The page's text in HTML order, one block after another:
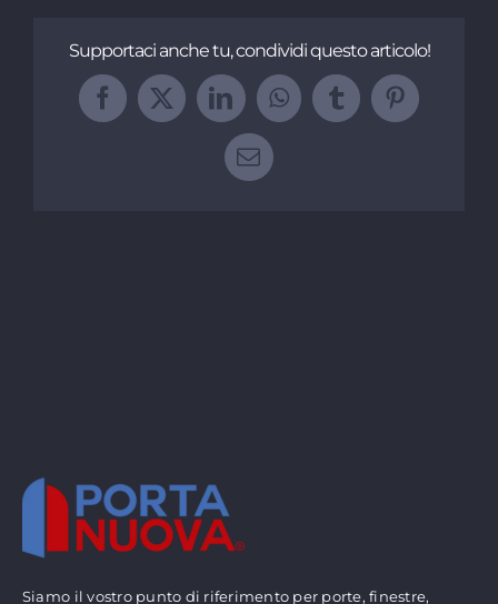
Supportaci anche tu, condividi questo articolo!
Facebook
X LinkedInWhatsApp
TumblrPinterest
Email
Siamo il vostro punto di riferimento per porte, finestre,